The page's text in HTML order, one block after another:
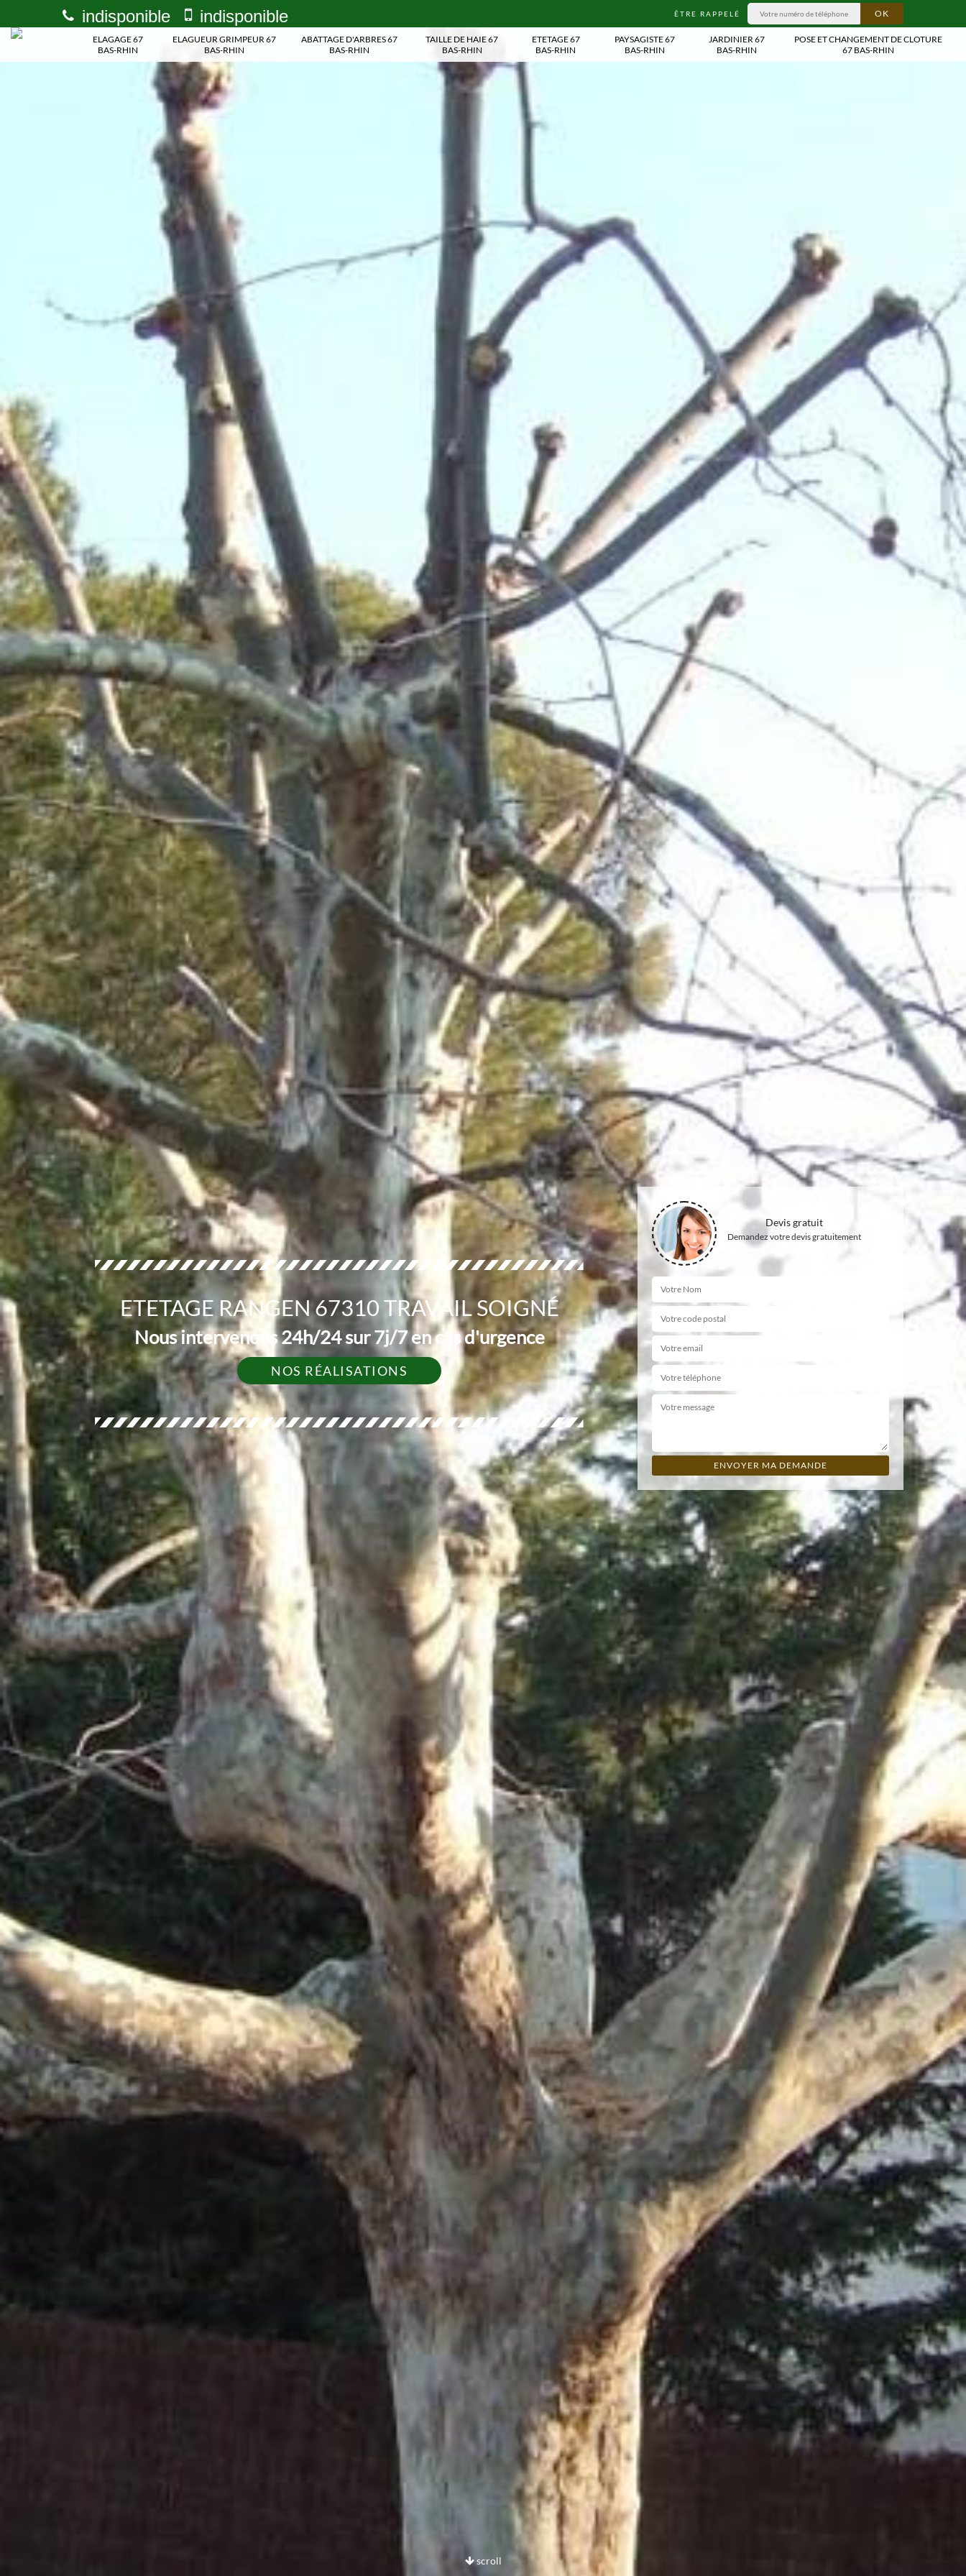
indisponible indisponible ÊTRE RAPPELÉ
ELAGAGE 67
BAS-RHIN
ELAGUEUR GRIMPEUR 67
BAS-RHIN
ABATTAGE D'ARBRES 67
BAS-RHIN
TAILLE DE HAIE 67
BAS-RHIN
ETETAGE 67
BAS-RHIN
PAYSAGISTE 67
BAS-RHIN
JARDINIER 67
BAS-RHIN
POSE ET CHANGEMENT DE CLOTURE
67 BAS-RHIN
scroll
ETETAGE RANGEN 67310 TRAVAIL SOIGNÉ
Nous intervenons 24h/24 sur 7j/7 en cas d'urgence
NOS RÉALISATIONS
Devis gratuit
Demandez votre devis gratuitement